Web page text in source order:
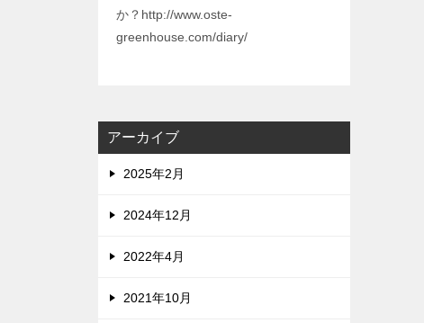
か？http://www.oste-
greenhouse.com/diary/
アーカイブ
2025年2月
2024年12月
2022年4月
2021年10月